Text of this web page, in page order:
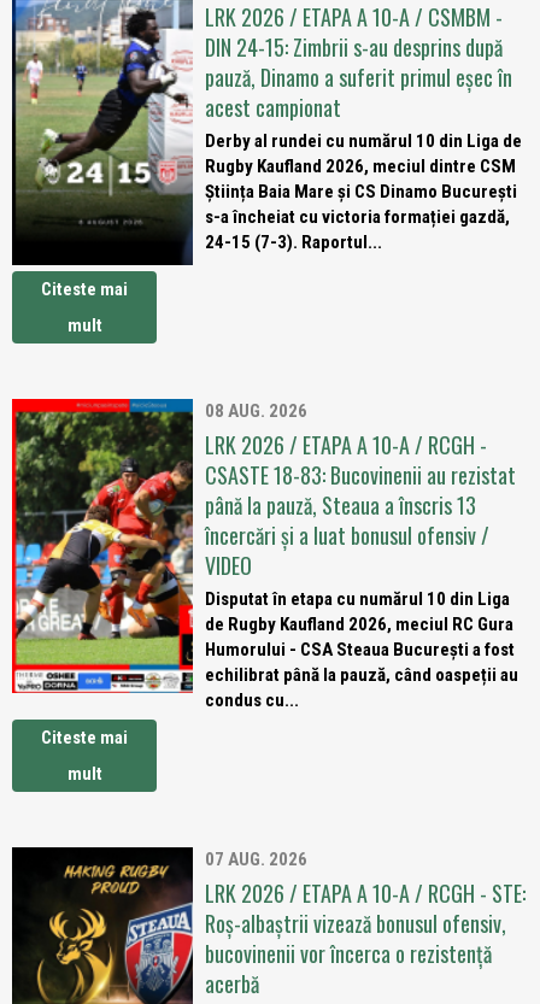
LRK 2026 / ETAPA A 10-A / CSMBM -
DIN 24-15: Zimbrii s-au desprins după
pauză, Dinamo a suferit primul eșec în
acest campionat
Derby al rundei cu numărul 10 din Liga de
Rugby Kaufland 2026, meciul dintre CSM
Știința Baia Mare și CS Dinamo București
s-a încheiat cu victoria formației gazdă,
24-15 (7-3). Raportul...
Citeste mai
mult
08 AUG. 2026
LRK 2026 / ETAPA A 10-A / RCGH -
CSASTE 18-83: Bucovinenii au rezistat
până la pauză, Steaua a înscris 13
încercări și a luat bonusul ofensiv /
VIDEO
Disputat în etapa cu numărul 10 din Liga
de Rugby Kaufland 2026, meciul RC Gura
Humorului - CSA Steaua București a fost
echilibrat până la pauză, când oaspeții au
condus cu...
Citeste mai
mult
07 AUG. 2026
LRK 2026 / ETAPA A 10-A / RCGH - STE:
Roș-albaștrii vizează bonusul ofensiv,
bucovinenii vor încerca o rezistență
acerbă